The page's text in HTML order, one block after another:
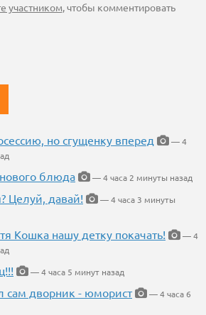
участником, чтобы комментировать
но сгущенку вперед
— 4
блюда
— 4 часа 2 минуты назад
Целуй, давай!
— 4 часа 3 минуты
Кошка нашу детку покачать!
— 4
— 4 часа 5 минут назад
сам дворник - юморист
— 4 часа 6